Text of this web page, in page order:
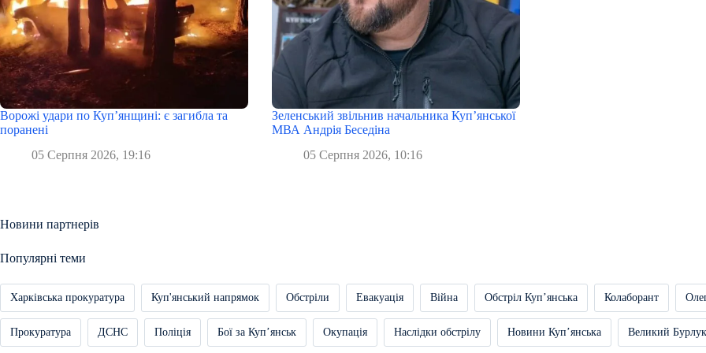
Ворожі удари по Куп’янщині: є загибла та
поранені
05 Серпня 2026, 19:16
Зеленський звільнив начальника Купʼянської
МВА Андрія Беседіна
05 Серпня 2026, 10:16
Новини партнерів
Популярні теми
Харківська прокуратура Куп'янський напрямок Обстріли Евакуація Війна Обстріл Купʼянська Колаборант
Прокуратура ДСНС Поліція Бої за Купʼянськ Окупація Наслідки обстрілу Новини Купʼянська Великий Бурлук